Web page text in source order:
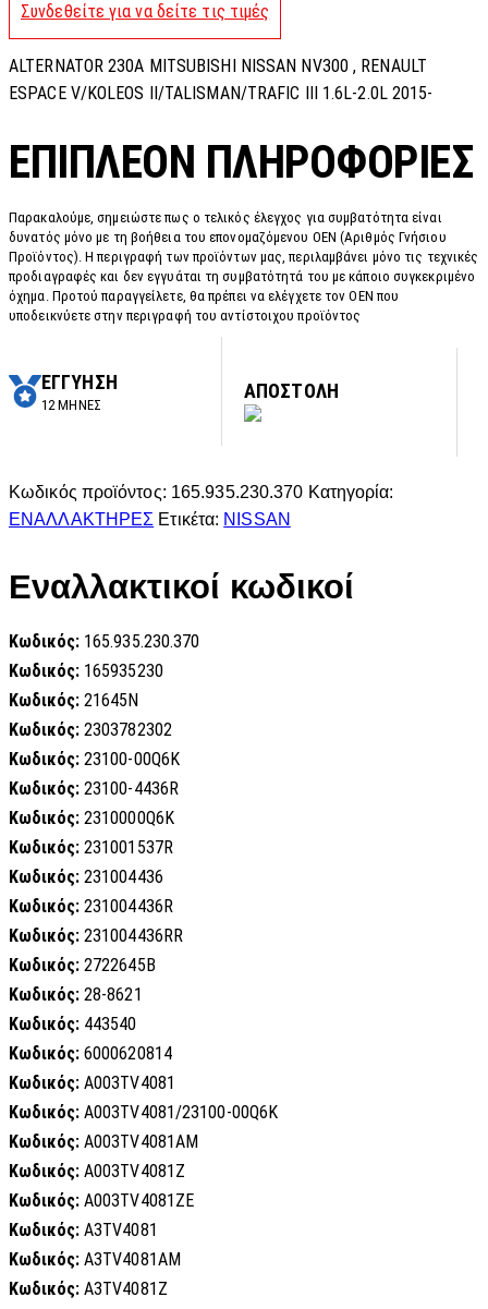
Συνδεθείτε για να δείτε τις τιμές
ALTERNATOR 230A MITSUBISHI NISSAN NV300 , RENAULT
ESPACE V/KOLEOS II/TALISMAN/TRAFIC III 1.6L-2.0L 2015-
ΕΠΙΠΛΈΟΝ ΠΛΗΡΟΦΟΡΊΕΣ
Παρακαλούμε, σημειώστε πως ο τελικός έλεγχος για συμβατότητα είναι
δυνατός μόνο με τη βοήθεια του επονομαζόμενου OEN (Αριθμός Γνήσιου
Προϊόντος). Η περιγραφή των προϊόντων μας, περιλαμβάνει μόνο τις τεχνικές
προδιαγραφές και δεν εγγυάται τη συμβατότητά του με κάποιο συγκεκριμένο
όχημα. Προτού παραγγείλετε, θα πρέπει να ελέγχετε τον OEN που
υποδεικνύετε στην περιγραφή του αντίστοιχου προϊόντος
ΕΓΓΥΗΣΗ
12 ΜΗΝΕΣ
ΑΠΟΣΤΟΛΗ
Κωδικός προϊόντος: 165.935.230.370 Κατηγορία:
ΕΝΑΛΛΑΚΤΗΡΕΣ Ετικέτα: NISSAN
Εναλλακτικοί κωδικοί
Κωδικός: 165.935.230.370
Κωδικός: 165935230
Κωδικός: 21645N
Κωδικός: 2303782302
Κωδικός: 23100-00Q6K
Κωδικός: 23100-4436R
Κωδικός: 2310000Q6K
Κωδικός: 231001537R
Κωδικός: 231004436
Κωδικός: 231004436R
Κωδικός: 231004436RR
Κωδικός: 2722645B
Κωδικός: 28-8621
Κωδικός: 443540
Κωδικός: 6000620814
Κωδικός: A003TV4081
Κωδικός: A003TV4081/23100-00Q6K
Κωδικός: A003TV4081AM
Κωδικός: A003TV4081Z
Κωδικός: A003TV4081ZE
Κωδικός: A3TV4081
Κωδικός: A3TV4081AM
Κωδικός: A3TV4081Z